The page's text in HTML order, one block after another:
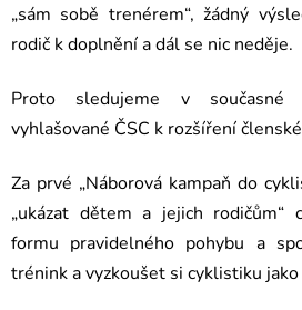
„sám sobě trenérem“, žádný
rodič k doplnění a dál se nic neděje.
Proto sledujeme v současné
vyhlašované ČSC k rozšíření
Za prvé „Náborová kampaň do
„ukázat dětem a jejich rodičům“
formu pravidelného pohybu a
trénink a vyzkoušet si cyklistiku jako